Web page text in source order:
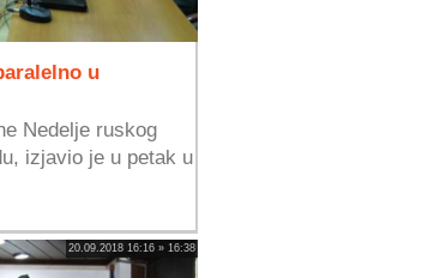
u
Nedelje ruskog
izjavio je u petak u
20.09.2018 16:16 » 16:38